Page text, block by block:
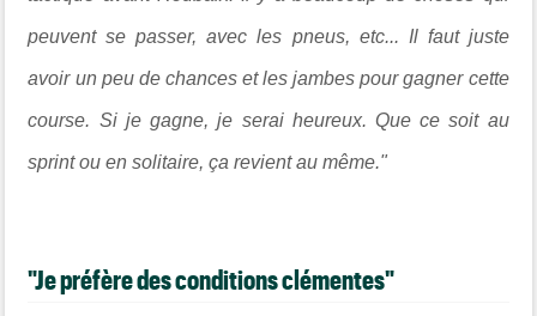
peuvent se passer, avec les pneus, etc... Il faut juste
avoir un peu de chances et les jambes pour gagner cette
course. Si je gagne, je serai heureux. Que ce soit au
sprint ou en solitaire, ça revient au même."
"Je préfère des conditions clémentes"